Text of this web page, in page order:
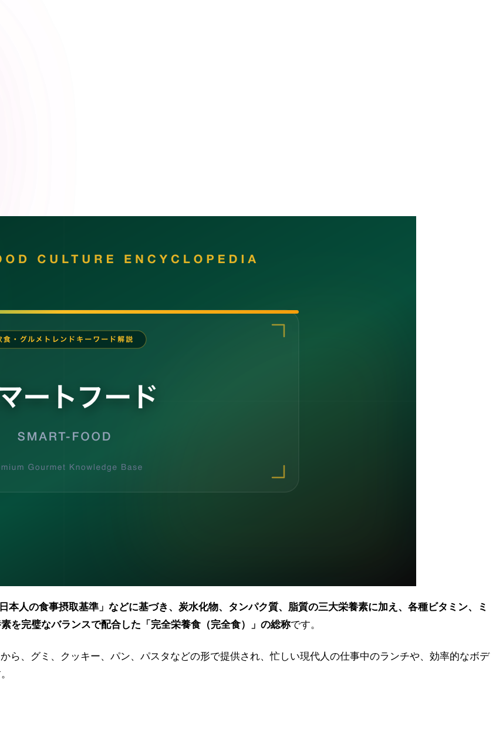
本人の食事摂取基準」などに基づき、炭水化物、タンパク質、脂質の三大栄養素に加え、各種ビタミン、ミ
を完璧なバランスで配合した「完全栄養食（完全食）」の総称です。
ら、グミ、クッキー、パン、パスタなどの形で提供され、忙しい現代人の仕事中のランチや、効率的なボデ